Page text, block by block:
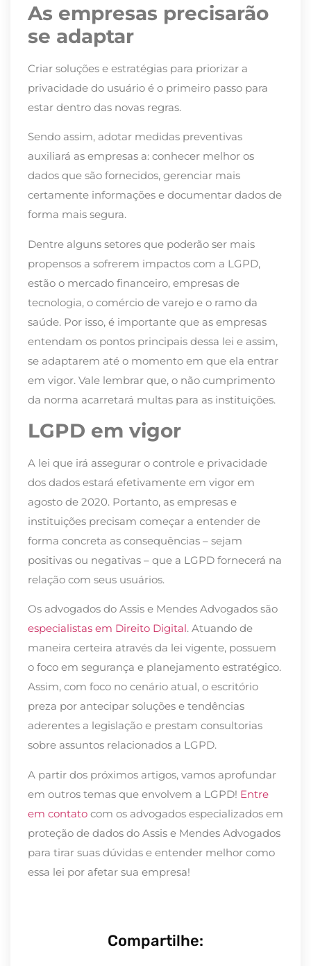
As empresas precisarão
se adaptar
Criar soluções e estratégias para priorizar a
privacidade do usuário é o primeiro passo para
estar dentro das novas regras.
Sendo assim, adotar medidas preventivas
auxiliará as empresas a: conhecer melhor os
dados que são fornecidos, gerenciar mais
certamente informações e documentar dados de
forma mais segura.
Dentre alguns setores que poderão ser mais
propensos a sofrerem impactos com a LGPD,
estão o mercado financeiro, empresas de
tecnologia, o comércio de varejo e o ramo da
saúde. Por isso, é importante que as empresas
entendam os pontos principais dessa lei e assim,
se adaptarem até o momento em que ela entrar
em vigor. Vale lembrar que, o não cumprimento
da norma acarretará multas para as instituições.
LGPD em vigor
A lei que irá assegurar o controle e privacidade
dos dados estará efetivamente em vigor em
agosto de 2020. Portanto, as empresas e
instituições precisam começar a entender de
forma concreta as consequências – sejam
positivas ou negativas – que a LGPD fornecerá na
relação com seus usuários.
Os advogados do Assis e Mendes Advogados são
especialistas em Direito Digital. Atuando de
maneira certeira através da lei vigente, possuem
o foco em segurança e planejamento estratégico.
Assim, com foco no cenário atual, o escritório
preza por antecipar soluções e tendências
aderentes a legislação e prestam consultorias
sobre assuntos relacionados a LGPD.
A partir dos próximos artigos, vamos aprofundar
em outros temas que envolvem a LGPD! Entre
em contato com os advogados especializados em
proteção de dados do Assis e Mendes Advogados
para tirar suas dúvidas e entender melhor como
essa lei por afetar sua empresa!
Compartilhe: